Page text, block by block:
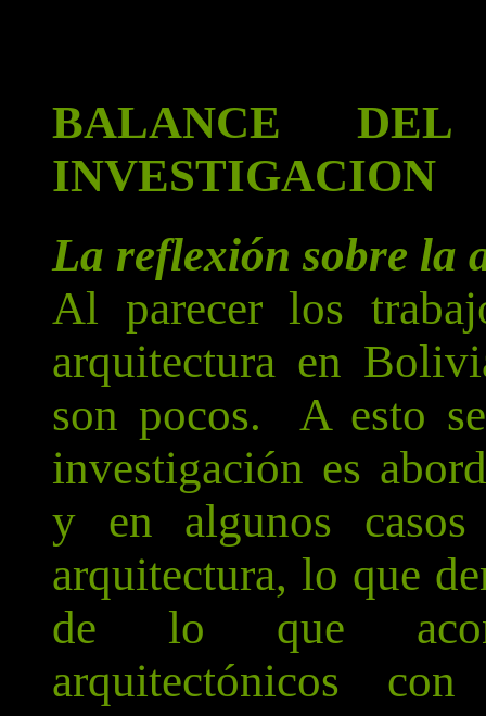
BALANCE
INVESTIGACION
La reflexión sobre la
Al parecer los
arquitectura en
son pocos. A esto
investigación es
y en algunos
arquitectura, lo que
de lo que
arquitectónicos